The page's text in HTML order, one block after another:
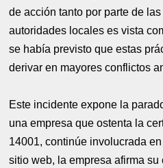
de acción tanto por parte de
autoridades locales es vista
se había previsto que estas
derivar en mayores conflictos
Este incidente expone la
una empresa que ostenta la
14001, continúe involucrada
sitio web, la empresa afirma